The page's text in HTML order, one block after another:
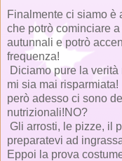
Finalmente ci siamo è
che potrò cominciare
autunnali e potrò
frequenza!
Diciamo pure la
mi sia mai risparmiata!
però adesso ci sono
nutrizionali!NO?
Gli arrosti, le pizze, il
preparatevi ad
Eppoi la prova